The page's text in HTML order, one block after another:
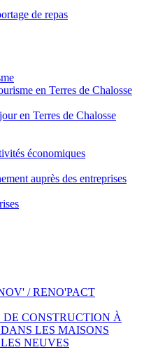
de repas
en Terres de Chalosse
en Terres de Chalosse
économiques
auprès des entreprises
/ RENO'PACT
DE CONSTRUCTION À
LES MAISONS
NEUVES